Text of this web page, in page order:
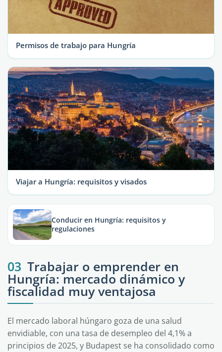
Permisos de trabajo para Hungría
Viajar a Hungría: requisitos y visados
Conducir en Hungría: requisitos y
regulaciones
03 Trabajar o emprender en
Hungría: mercado dinámico y
fiscalidad muy ventajosa
El mercado laboral húngaro goza de una salud
envidiable, con una tasa de desempleo del 4,1% a
principios de 2025, y Budapest se ha consolidado como